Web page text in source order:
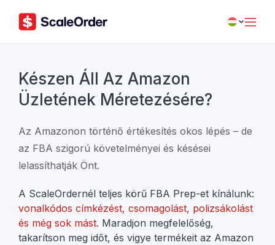
Készen Áll Az Amazon
Üzletének Méretezésére?
Az Amazonon történő értékesítés okos lépés – de
az FBA szigorú követelményei és késései
lelassíthatják Önt.
A ScaleOrdernél teljes körű FBA Prep-et kínálunk:
vonalkódos címkézést, csomagolást, polizsákolást
és még sok mást. Maradjon megfelelőség,
takarítson meg időt, és vigye termékeit az Amazon